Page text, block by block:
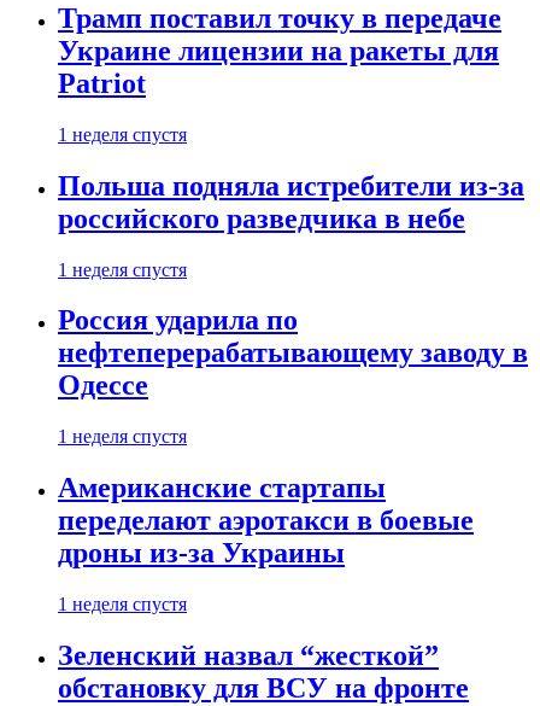
Трамп поставил точку в передаче
Украине лицензии на ракеты для
Patriot
1 неделя спустя
Польша подняла истребители из-за
российского разведчика в небе
1 неделя спустя
Россия ударила по
нефтеперерабатывающему заводу в
Одессе
1 неделя спустя
Американские стартапы
переделают аэротакси в боевые
дроны из-за Украины
1 неделя спустя
Зеленский назвал “жесткой”
обстановку для ВСУ на фронте